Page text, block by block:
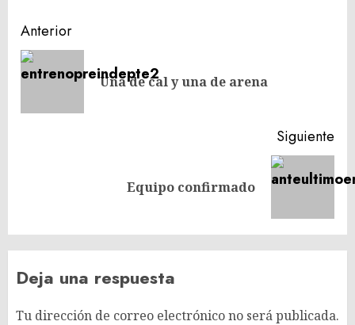
Navegación
de
entradas
Anterior
Una de cal y una de arena
Siguiente
Equipo confirmado
Deja una respuesta
Tu dirección de correo electrónico no será publicada.